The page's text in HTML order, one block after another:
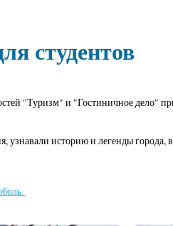
студентов
"Туризм" и "Гостиничное дело"
историю и легенды города,